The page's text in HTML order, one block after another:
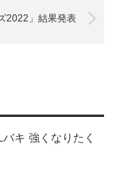
2022」結果発表
キ 強くなりたく